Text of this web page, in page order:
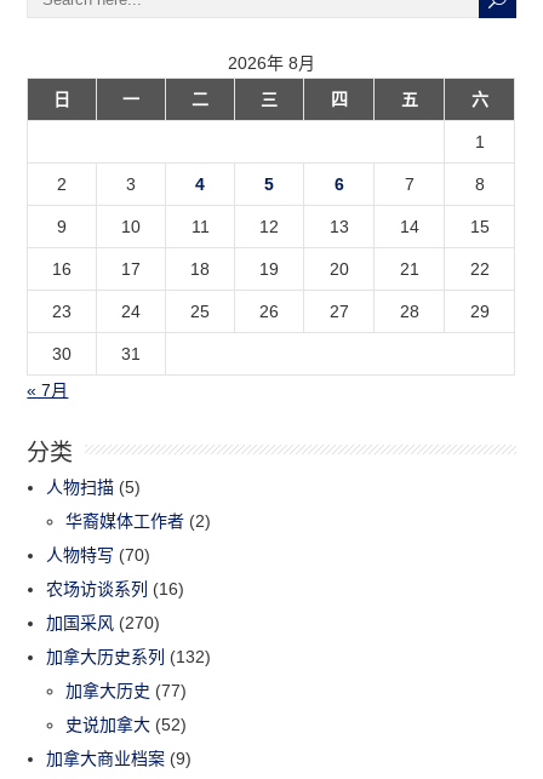
2026年 8月
日
一 二 三 四 五 六
1
2 3 4 5 6 7 8
9 10 11 12 13 14 15
16 17 18 19 20 21 22
23 24 25 26 27 28 29
30
31
« 7月
分类
人物扫描 (5)
华裔媒体工作者 (2)
人物特写 (70)
农场访谈系列 (16)
加国采风 (270)
加拿大历史系列 (132)
加拿大历史 (77)
史说加拿大 (52)
加拿大商业档案 (9)